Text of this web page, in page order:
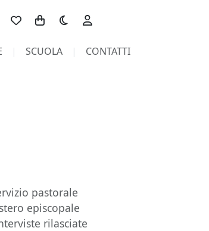
Toggle theme
SCUOLA CONTATTI
pastorale
episcopale
rilasciate